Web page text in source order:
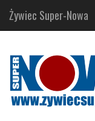
Żywiec Super-Nowa